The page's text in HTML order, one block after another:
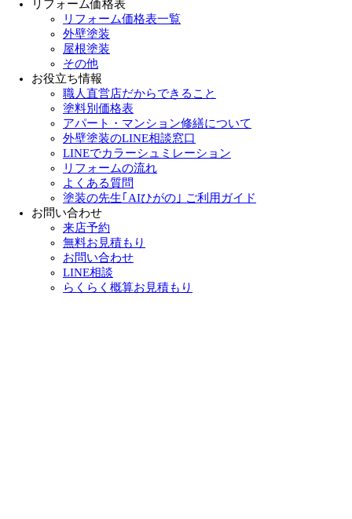
リフォーム価格表
リフォーム価格表一覧
外壁塗装
屋根塗装
その他
お役立ち情報
職人直営店だからできること
塗料別価格表
アパート・マンション修繕について
外壁塗装のLINE相談窓口
LINEでカラーシュミレーション
リフォームの流れ
よくある質問
塗装の先生｢AIひがの｣ ご利用ガイド
お問い合わせ
来店予約
無料お見積もり
お問い合わせ
LINE相談
らくらく概算お見積もり